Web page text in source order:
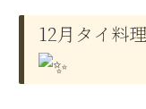
12月タイ料